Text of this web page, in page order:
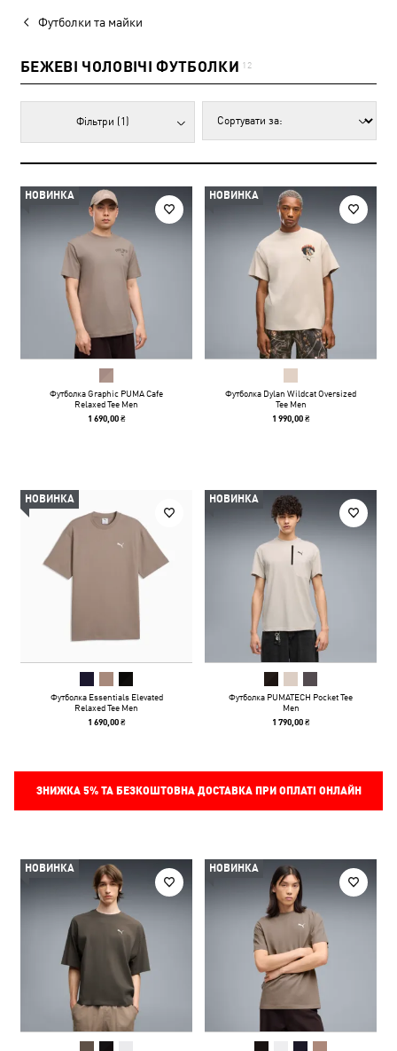
Футболки та майки
БЕЖЕВІ ЧОЛОВІЧІ ФУТБОЛКИ 12
Фільтри (1)
НОВИНКА
Футболка Graphic PUMA Cafe
Relaxed Tee Men
1 690,00 ₴
НОВИНКА
Футболка Dylan Wildcat Oversized
Tee Men
1 990,00 ₴
НОВИНКА
Футболка Essentials Elevated
Relaxed Tee Men
1 690,00 ₴
НОВИНКА
Футболка PUMATECH Pocket Tee
Men
1 790,00 ₴
ЗНИЖКА 5%ТА БЕЗКОШТОВНА ДОСТАВКА ПРИ ОПЛАТІ ОНЛАЙН
НОВИНКА НОВИНКА